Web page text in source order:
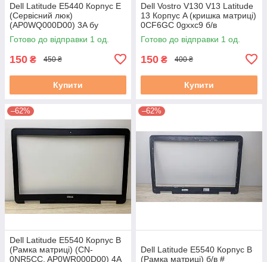
Dell Latitude E5440 Корпус E
(Сервісний люк)
(AP0WQ000D00) 3A бу
Готово до відправки 1 од.
150 ₴ 450 ₴
Купити
Dell Vostro V130 V13 Latitude
13 Корпус A (кришка матриці)
0CF6GC 0gxxc9 б/в
Готово до відправки 1 од.
150 ₴ 400 ₴
Купити
–62%
Dell Latitude E5540 Корпус B
(Рамка матриці) (CN-
0NR5CC, AP0WR000D00) 4A
–62%
Dell Latitude E5540 Корпус B
(Рамка матриці) б/в #